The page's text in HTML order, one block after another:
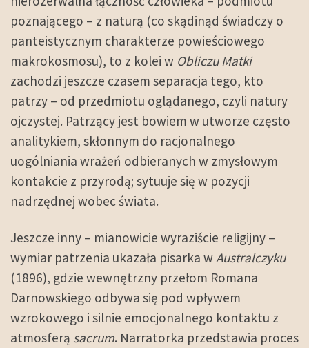
poznającego – z naturą (co skądinąd świadczy o
panteistycznym charakterze powieściowego
makrokosmosu), to z kolei w Obliczu Matki
zachodzi jeszcze czasem separacja tego, kto
patrzy – od przedmiotu oglądanego, czyli natury
ojczystej. Patrzący jest bowiem w utworze często
analitykiem, skłonnym do racjonalnego
uogólniania wrażeń odbieranych w zmysłowym
kontakcie z przyrodą; sytuuje się w pozycji
nadrzędnej wobec świata.
Jeszcze inny – mianowicie wyraziście religijny –
wymiar patrzenia ukazała pisarka w Australczyku
(1896), gdzie wewnętrzny przełom Romana
Darnowskiego odbywa się pod wpływem
wzrokowego i silnie emocjonalnego kontaktu z
atmosferą sacrum. Narratorka przedstawia proces